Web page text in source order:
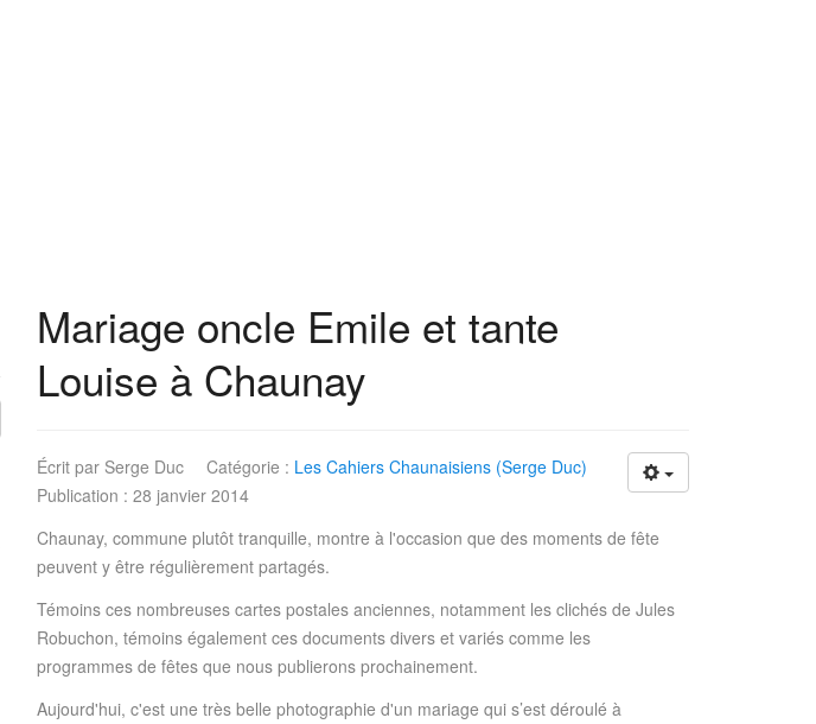
Mariage oncle Emile et tante
Louise à Chaunay
Écrit par Serge Duc Catégorie : Les Cahiers Chaunaisiens (Serge Duc)
Publication : 28 janvier 2014
Chaunay, commune plutôt tranquille, montre à l'occasion que des moments de fête
peuvent y être régulièrement partagés.
Témoins ces nombreuses cartes postales anciennes, notamment les clichés de Jules
Robuchon, témoins également ces documents divers et variés comme les
programmes de fêtes que nous publierons prochainement.
Aujourd'hui, c'est une très belle photographie d'un mariage qui s’est déroulé à